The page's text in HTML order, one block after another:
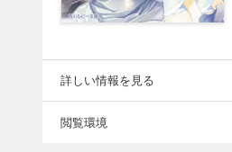
詳しい情報を見る
閲覧環境